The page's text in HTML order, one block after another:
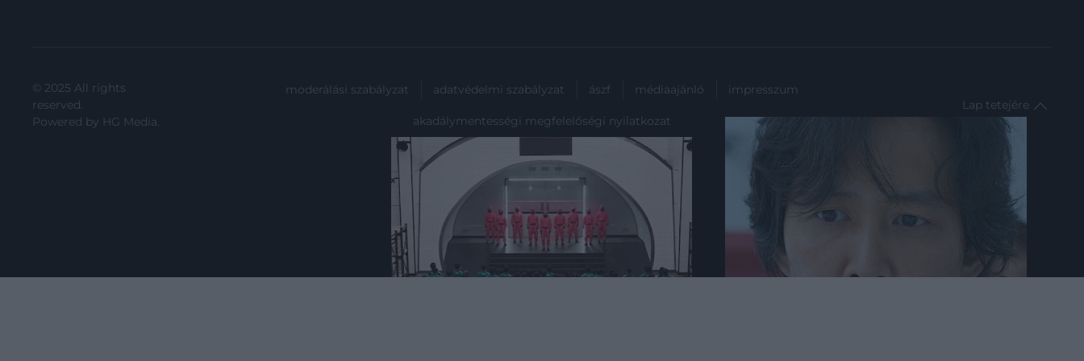
© 2025 All rights
reserved.
Powered by HG Media.
moderálási szabályzat adatvédelmi szabályzat ászf médiaajánló impresszum
akadálymentességi megfelelőségi nyilatkozat
Lap tetejére